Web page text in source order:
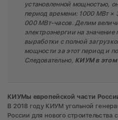
установленной мощностью,
период времени: 1000 МВт ×
000 МВт-часов. Делим
электроэнергии на значение
выработки с полной
мощности за этот период и
Следовательно, КИУМ в этом
КИУМы европейской части
В 2018 году КИУМ угольной
России для нового строительства